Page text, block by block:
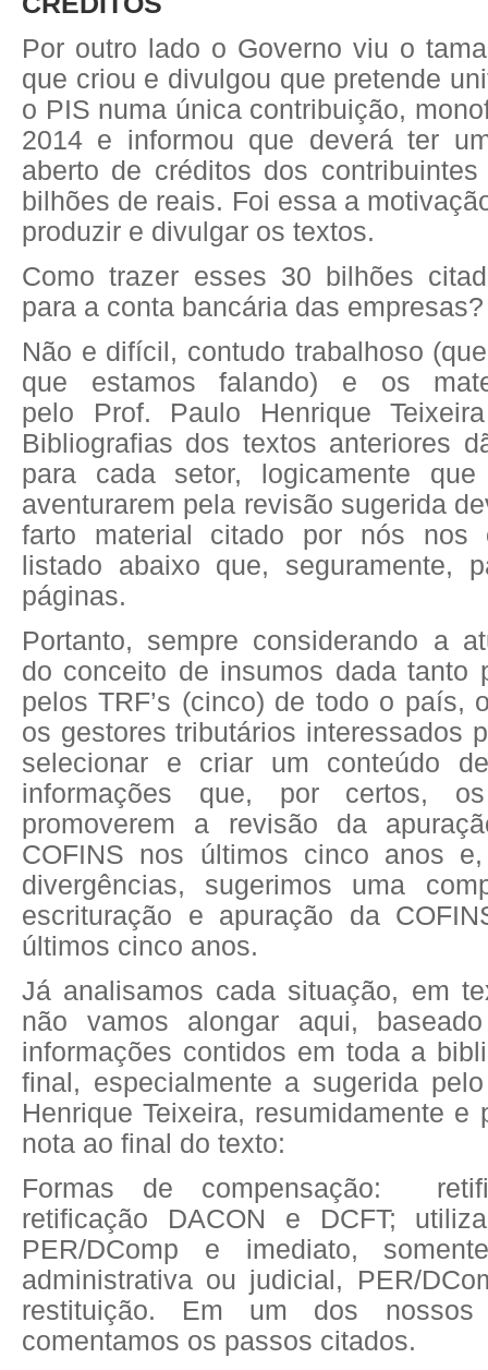
Por outro lado o Governo viu o
que criou e divulgou que pretende
o PIS numa única contribuição,
2014 e informou que deverá ter
aberto de créditos dos
bilhões de reais. Foi essa a
produzir e divulgar os textos.
Como trazer esses 30 bilhões
para a conta bancária das empresas?
Não e difícil, contudo trabalhoso
que estamos falando) e os
pelo Prof. Paulo Henrique
Bibliografias dos textos anteriores
para cada setor, logicamente
aventurarem pela revisão sugerida
farto material citado por nós nos
listado abaixo que, seguramente,
páginas.
Portanto, sempre considerando a
do conceito de insumos dada tanto
pelos TRF’s (cinco) de todo o país,
os gestores tributários interessados
selecionar e criar um conteúdo
informações que, por certos,
promoverem a revisão da
COFINS nos últimos cinco anos
divergências, sugerimos uma
escrituração e apuração da
últimos cinco anos.
Já analisamos cada situação, em
não vamos alongar aqui,
informações contidos em toda a
final, especialmente a sugerida
Henrique Teixeira, resumidamente e
nota ao final do texto:
Formas de compensação:
retificação DACON e DCFT;
PER/DComp e imediato,
administrativa ou judicial, PER/DC
restituição. Em um dos nossos
comentamos os passos citados.